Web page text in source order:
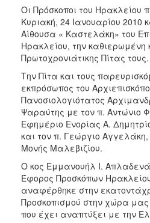
Οι Πρόσκοποι του Ηρακλείου
Κυριακή, 24 Ιανουαρίου 2010
Αίθουσα « Καστελάκη» του
Ηρακλείου, την καθιερωμένη
Πρωτοχρονιάτικης Πίτας τους.
Την Πίτα και τους
εκπρόσωπος του
Πανοσιολογιότατος
Ψαραύτης με τον π. Αντώνιο
Εφημέριο Ενορίας Α.
και τον π. Γεώργιο
Μονής Μαλεβιζίου.
Ο κος Εμμανουήλ Ι.
Έφορος Προσκόπων
αναφέρθηκε στην
Προσκοπισμού στην χώρα μας
που έχει αναπτύξει με την